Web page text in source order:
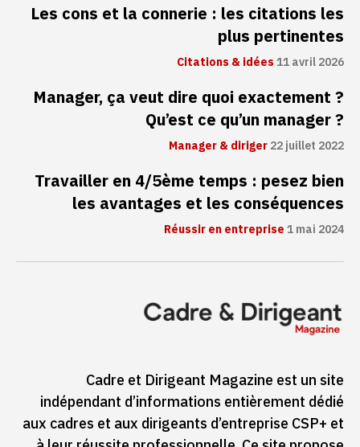
Les cons et la connerie : les citations les
plus pertinentes
Citations & idées11 avril 2026
Manager, ça veut dire quoi exactement ?
Qu’est ce qu’un manager ?
Manager & diriger22 juillet 2022
Travailler en 4/5ème temps : pesez bien
les avantages et les conséquences
Réussir en entreprise1 mai 2024
Cadre et Dirigeant Magazine est un site
indépendant d’informations entièrement dédié
aux cadres et aux dirigeants d’entreprise CSP+ et